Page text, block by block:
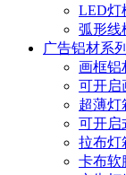
LED灯
弧形线
广告铝材系列
画框铝
可开启
超薄灯
可开启
拉布灯
卡布软